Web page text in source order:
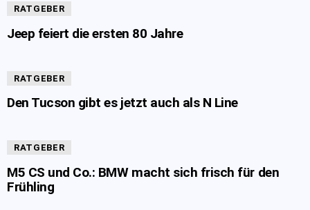
RATGEBER
Jeep feiert die ersten 80 Jahre
RATGEBER
Den Tucson gibt es jetzt auch als N Line
RATGEBER
M5 CS und Co.: BMW macht sich frisch für den
Frühling